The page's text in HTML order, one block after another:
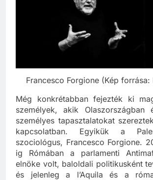
Még konkrétabban fejezték ki
személyek, akik Olaszországban
személyes tapasztalatokat
kapcsolatban. Egyikük a
szociológus, Francesco Forgione.
ig Rómában a parlamenti
elnöke volt, baloldali politikusként